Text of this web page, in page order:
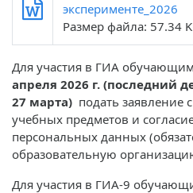
эксперименте_2026
Размер файла: 57.34
Для участия в ГИА
апреля 2026 г. (последний
27 марта) подать
учебных предметов и
персональных данных
образовательную
Для участия в ГИА-9